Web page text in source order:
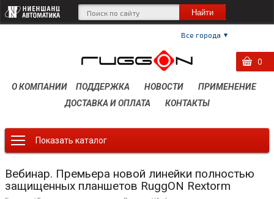
Все города
О КОМПАНИИ ПОДДЕРЖКА НОВОСТИ
ПРИМЕНЕНИЕ
ДОСТАВКА И ОПЛАТА
КОНТАКТЫ
0
Показать каталог
Вебинар. Премьера новой линейки полностью
защищенных планшетов RuggON Rextorm
0
0